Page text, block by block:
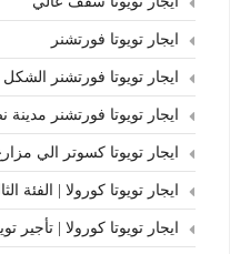
ايجار تويوتا فورتشنر
ايجار تويوتا فورتشنر الشكل
ايجار تويوتا فورتشنر مدينة
ايجار تويوتا كسوتر الي
ايجار تويوتا كورولا | الفئة
ايجار تويوتا كورولا | تأجير